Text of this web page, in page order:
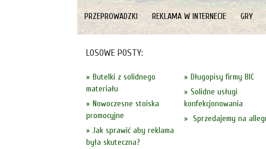
PRZEPROWADZKI REKLAMA W INTERNECIE GRY
LOSOWE POSTY:
Długopisy firmy BIC
Butelki z solidnego
materiału
Solidne usługi
konfekcjonowania
Nowoczesne stoiska
promocyjne
Sprzedajemy na
Jak sprawić aby reklama
była skuteczna?